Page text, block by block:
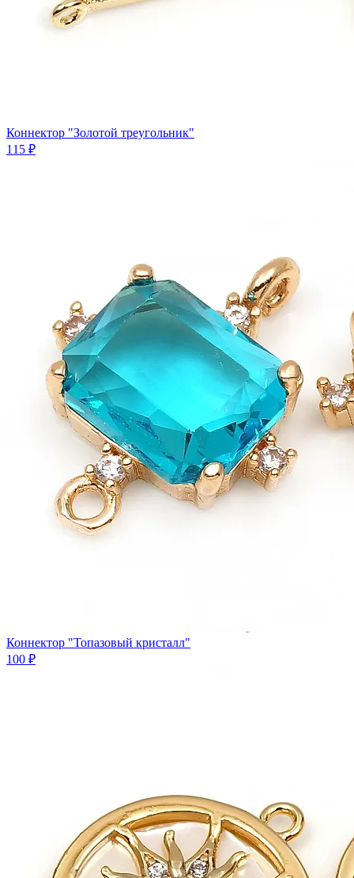
Коннектор "Золотой треугольник"
115 ₽
Коннектор "Топазовый кристалл"
100 ₽